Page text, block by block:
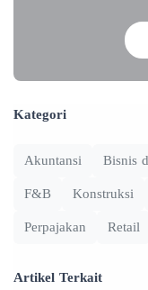
Kategori
Akuntansi Bisnis
F&B Konstruksi
Perpajakan Retail
Artikel Terkait